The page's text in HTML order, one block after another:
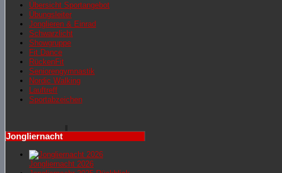
Übersicht Sportangebot
Übungsleiter
Jonglieren & Einrad
Schwarzlicht
Showgruppe
Fit Dance
RückenFit
Seniorengymnastik
Nordic Walking
Lauftreff
Sportabzeichen
Jongliernacht
Jongliernacht 2026